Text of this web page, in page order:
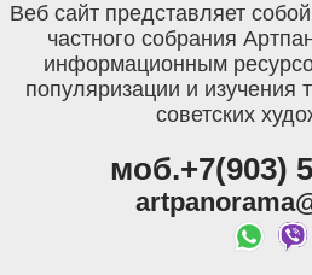
Веб сайт представляет
частного собрания
информационным
популяризации и изучения
советских
моб.+7(903)